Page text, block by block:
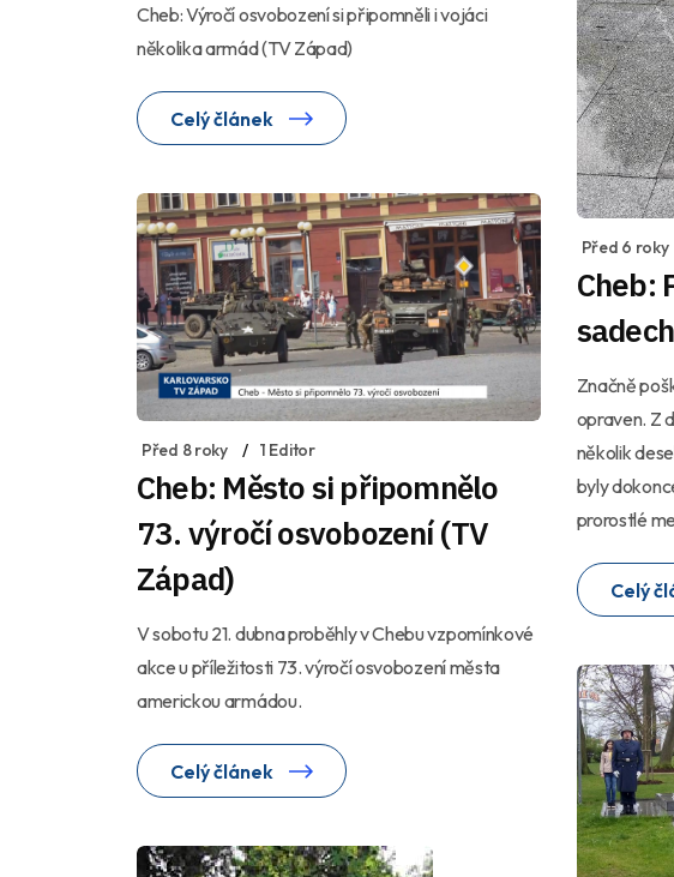
Cheb: Výročí osvobození si připomněli i vojáci
několika armád (TV Západ)
Celý článek
Před 6 roky
Cheb:
Značně
opraven. Z
několik
byly
prorostlé
Celý
Před 8 roky 1 Editor
Cheb: Město si připomnělo
73. výročí osvobození (TV
Západ)
V sobotu 21. dubna proběhly v Chebu vzpomínkové
akce u příležitosti 73. výročí osvobození města
americkou armádou.
Celý článek